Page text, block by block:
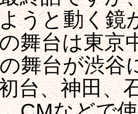
うと動く鏡
舞台は東京
舞台が渋谷
台、神田、